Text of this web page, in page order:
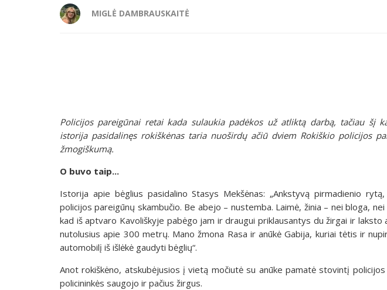
MIGLĖ DAMBRAUSKAITĖ
Policijos pareigūnai retai kada sulaukia padėkos už atliktą darbą, tačiau šį
istorija pasidalinęs rokiškėnas taria nuoširdų ačiū dviem Rokiškio policijos
žmogiškumą.
O buvo taip...
Istorija apie bėglius pasidalino Stasys Mekšėnas: „Ankstyvą pirmadienio
policijos pareigūnų skambučio. Be abejo – nustemba. Laimė, žinia – nei bloga,
kad iš aptvaro Kavoliškyje pabėgo jam ir draugui priklausantys du žirgai ir
nutolusius apie 300 metrų. Mano žmona Rasa ir anūkė Gabija, kuriai tėtis ir
automobilį iš išlėkė gaudyti bėglių“.
Anot rokiškėno, atskubėjusios į vietą močiutė su anūke pamatė stovintį
policininkės saugojo ir pačius žirgus.